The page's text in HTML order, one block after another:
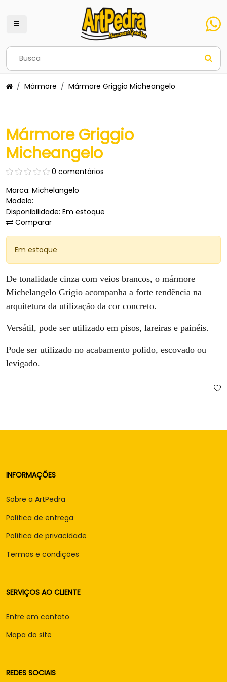
Mármore Mármore Griggio Micheangelo
Mármore Griggio
Micheangelo
0 comentários
Marca: Michelangelo
Modelo:
Disponibilidade: Em estoque
Comparar
Em estoque
De tonalidade cinza com veios brancos, o mármore
Michelangelo Grigio acompanha a forte tendência na
arquitetura da utilização da cor concreto.
Versátil, pode ser utilizado em pisos, lareiras e painéis.
Pode ser utilizado no acabamento polido, escovado ou
levigado.
INFORMAÇÕES
Sobre a ArtPedra
Política de entrega
Política de privacidade
Termos e condições
SERVIÇOS AO CLIENTE
Entre em contato
Mapa do site
REDES SOCIAIS